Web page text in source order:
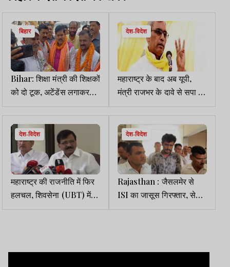
बिहार
Bihar: शिक्षा मंत्री की शिक्षकों
को दो टूक, अटेंडेंस लगाकर
गायब रहे तो होगी कार्रवाई
देश-विदेश
महाराष्ट्र के बाद अब यूपी,
मंत्री राजभर के दावे से सपा में
टूट की अटकलें तेज
देश-विदेश
महाराष्ट्र की राजनीति में फिर
हलचल, शिवसेना (UBT) में
टूट की अटकलें, संजय राउत ने
देश-विदेश
Rajasthan : जैसलमेर से
ISI का जासूस गिरफ्तार, सेना
व BSF गतिविधियों की देता था